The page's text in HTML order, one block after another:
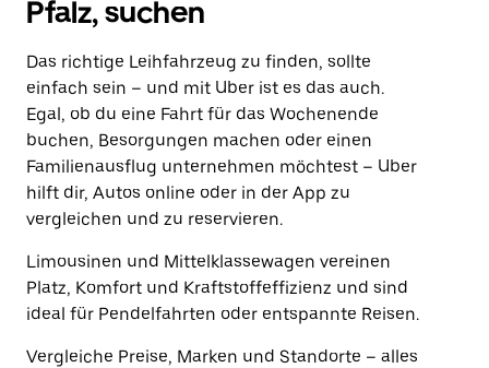
Pfalz, suchen
Das richtige Leihfahrzeug zu finden, sollte
einfach sein – und mit Uber ist es das auch.
Egal, ob du eine Fahrt für das Wochenende
buchen, Besorgungen machen oder einen
Familienausflug unternehmen möchtest – Uber
hilft dir, Autos online oder in der App zu
vergleichen und zu reservieren.
Limousinen und Mittelklassewagen vereinen
Platz, Komfort und Kraftstoffeffizienz und sind
ideal für Pendelfahrten oder entspannte Reisen.
Vergleiche Preise, Marken und Standorte – alles